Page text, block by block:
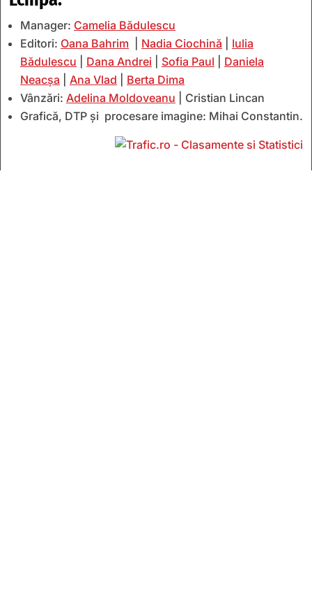
Manager: Camelia Bădulescu
Editori: Oana Bahrim Nadia Ciochină
Iulia
Bădulescu
Dana Andrei Sofia Paul
Daniela
Neacșa
Ana Vlad
Berta Dima
Vânzări: Adelina Moldoveanu | Cristian Lincan
Grafică, DTP și procesare imagine: Mihai Constantin.